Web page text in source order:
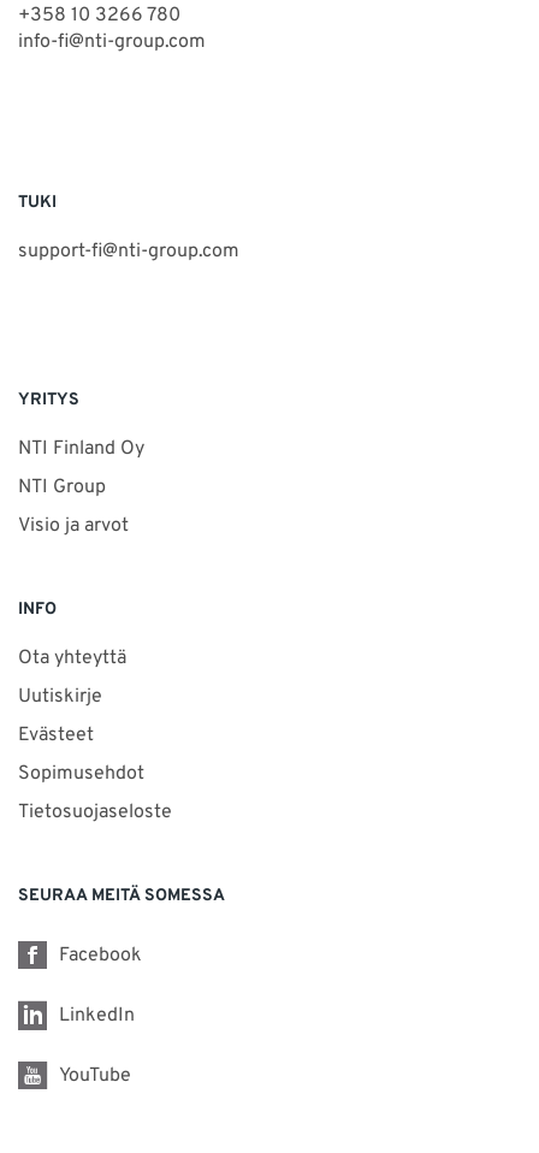
+358 10 3266 780
info-fi@nti-group.com
TUKI
support-fi@nti-group.com
YRITYS
NTI Finland Oy
NTI Group
Visio ja arvot
INFO
Ota yhteyttä
Uutiskirje
Evästeet
Sopimusehdot
Tietosuojaseloste
SEURAA MEITÄ SOMESSA
Facebook
LinkedIn
YouTube